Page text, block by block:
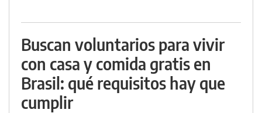
Buscan voluntarios para vivir
con casa y comida gratis en
Brasil: qué requisitos hay que
cumplir